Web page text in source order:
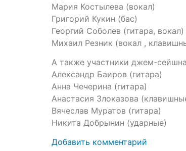
Мария Костылева (вокал)
Григорий Кукин (бас)
Георгий Соболев (гитара, вокал)
Михаил Резник (вокал ,
А также участники джем-
Александр Баиров (гитара)
Анна Чечерина (гитара)
Анастасия Злоказова
Вячеслав Муратов (гитара)
Никита Добрынин (ударные)
Добавить комментарий